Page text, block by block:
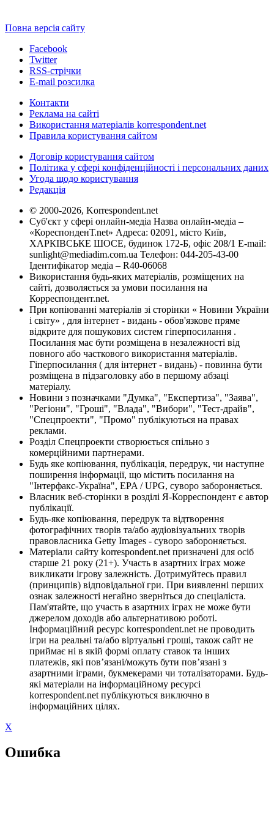
Повна версія сайту
Facebook
Twitter
RSS-стрічки
E-mail розсилка
Контакти
Реклама на сайті
Використання матеріалів korrespondent.net
Правила користування сайтом
Договір користування сайтом
Політика у сфері конфіденційності і персональних даних
Угода щодо користування
Редакція
© 2000-2026, Korrespondent.net
Суб'єкт у сфері онлайн-медіа Назва онлайн-медіа –
«КореспонденТ.net» Адреса: 02091, місто Київ,
ХАРКІВСЬКЕ ШОСЕ, будинок 172-Б, офіс 208/1 E-mail:
sunlight@mediadim.com.ua Телефон: 044-205-43-00
Ідентифікатор медіа – R40-06068
Використання будь-яких матеріалів, розміщених на
сайті, дозволяється за умови посилання на
Корреспондент.net.
При копіюванні матеріалів зі сторінки « Новини України
і світу» , для інтернет - видань - обов'язкове пряме
відкрите для пошукових систем гіперпосилання .
Посилання має бути розміщена в незалежності від
повного або часткового використання матеріалів.
Гіперпосилання ( для інтернет - видань) - повинна бути
розміщена в підзаголовку або в першому абзаці
матеріалу.
Новини з позначками "Думка", "Експертиза", "Заява",
"Регіони", "Гроші", "Влада", "Вибори", "Тест-драйв",
"Спецпроекти", "Промо" публікуються на правах
реклами.
Розділ Спецпроекти створюється спільно з
комерційними партнерами.
Будь яке копіювання, публікація, передрук, чи наступне
поширення інформації, що містить посилання на
"Інтерфакс-Україна", EPA / UPG, суворо забороняється.
Власник веб-сторінки в розділі Я-Корреспондент є автор
публікації.
Будь-яке копіювання, передрук та відтворення
фотографічних творів та/або аудіовізуальних творів
правовласника Getty Images - суворо забороняється.
Матеріали сайту korrespondent.net призначені для осіб
старше 21 року (21+). Участь в азартних іграх може
викликати ігрову залежність. Дотримуйтесь правил
(принципів) відповідальної гри. При виявленні перших
ознак залежності негайно зверніться до спеціаліста.
Пам'ятайте, що участь в азартних іграх не може бути
джерелом доходів або альтернативою роботі.
Інформаційний ресурс korrespondent.net не проводить
ігри на реальні та/або віртуальні гроші, також сайт не
приймає ні в якій формі оплату ставок та інших
платежів, які пов’язані/можуть бути пов’язані з
азартними іграми, букмекерами чи тоталізаторами. Будь-
які матеріали на інформаційному ресурсі
korrespondent.net публікуються виключно в
інформаційних цілях.
X
Ошибка